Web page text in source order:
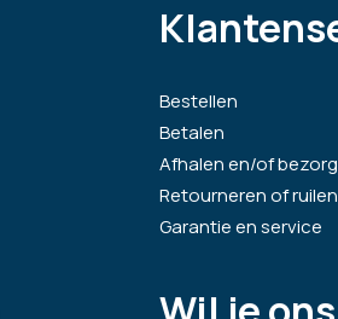
Bestellen
Betalen
Afhalen en/of
Retourneren of ruilen
Garantie en service